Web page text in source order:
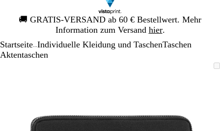
🚚 GRATIS-VERSAND ab 60 € Bestellwert. Mehr
Information zum Versand hier.
Galeriebild
1
Startseite Individuelle Kleidung und TaschenTaschen
Aktentaschen
und